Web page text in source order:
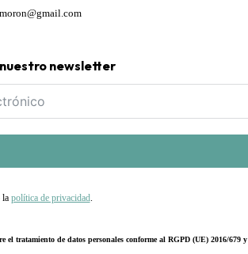
newsletter
la política de privacidad.
el tratamiento de datos personales conforme al RGPD (UE) 2016/679